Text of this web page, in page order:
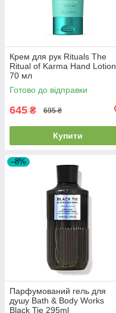
Крем для рук Rituals The
Ritual of Karma Hand Lotion
70 мл
Готово до відправки
645 ₴ 695 ₴
Купити
–8%
Парфумований гель для
душу Bath & Body Works
Black Tie 295ml